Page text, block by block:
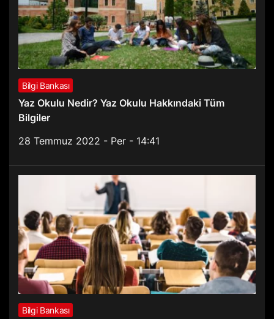
Bilgi Bankası
Yaz Okulu Nedir? Yaz Okulu Hakkındaki Tüm
Bilgiler
28 Temmuz 2022 - Per - 14:41
Bilgi Bankası